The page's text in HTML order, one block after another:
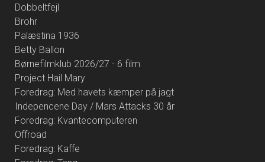
Dobbeltfejl
Brohr
Palæstina 1936
Betty Ballon
Børnefilmklub 2026/27 - 6 film
Project Hail Mary
Foredrag: Med havets kæmper på jagt
Indepencene Day / Mars Attacks 30 år
Foredrag: Kvantecomputeren
Offroad
Foredrag: Kaffe